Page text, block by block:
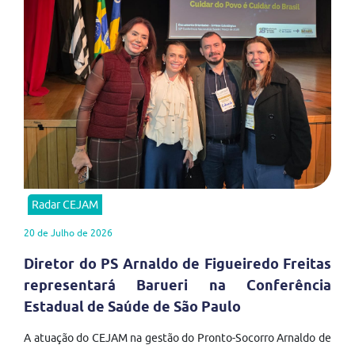
Radar CEJAM
20 de Julho de 2026
Diretor do PS Arnaldo de Figueiredo Freitas
representará Barueri na Conferência
Estadual de Saúde de São Paulo
A atuação do CEJAM na gestão do Pronto-Socorro Arnaldo de